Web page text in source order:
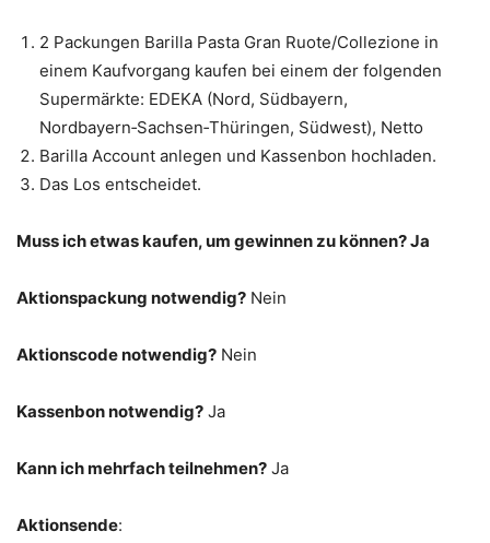
2 Packungen Barilla Pasta Gran Ruote/Collezione in
einem Kaufvorgang kaufen bei einem der folgenden
Supermärkte: EDEKA (Nord, Südbayern,
Nordbayern‑Sachsen‑Thüringen, Südwest), Netto
Barilla Account anlegen und Kassenbon hochladen.
Das Los entscheidet.
Muss ich etwas kaufen, um gewinnen zu können? Ja
Aktionspackung notwendig? Nein
Aktionscode notwendig? Nein
Kassenbon notwendig? Ja
Kann ich mehrfach teilnehmen? Ja
Aktionsende: